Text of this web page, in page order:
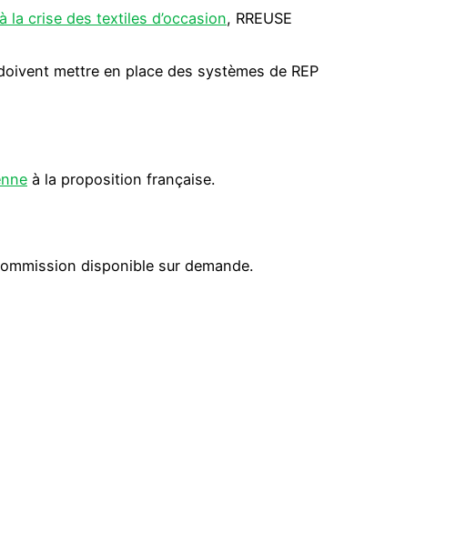
la crise des textiles d’occasion, RREUSE
mettre en place des systèmes de REP
à la proposition française.
disponible sur demande.